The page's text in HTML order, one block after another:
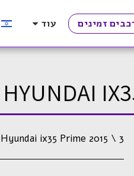
זמינים עוד
HYUNDAI
Hyundai ix35 Prime 2015 \ 3